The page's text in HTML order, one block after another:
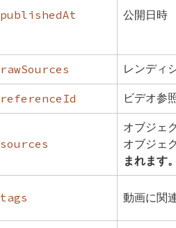
publishedAt 公開日時
rawSources レンディ
referenceId ビデオ参
sources
オブジェ
オブジェ
まれます。
tags 動画に関